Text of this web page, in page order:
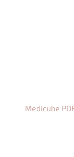
Medicube